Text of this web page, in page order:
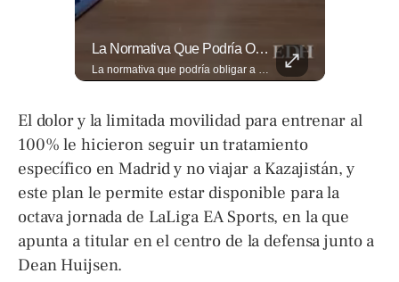
La Normativa Que Podría Obligar A Miles De Solicitantes A Salir De Estados Unidos Para Tramitar Su Residencia En Sus Países De Origen Sigue Vigente.
La normativa que podría obligar a miles de solicitantes a salir de Estados Unidos para tramitar su residencia en sus países de origen sigue vigente. ¿A quiénes podría afectar? Sandra Guevara lo explica. Más información en ➡️ eldiariodehoy.com #Migración #residenciapermanente #USA
El dolor y la limitada movilidad para entrenar al
100% le hicieron seguir un tratamiento
específico en Madrid y no viajar a Kazajistán, y
este plan le permite estar disponible para la
octava jornada de LaLiga EA Sports, en la que
apunta a titular en el centro de la defensa junto a
Dean Huijsen.